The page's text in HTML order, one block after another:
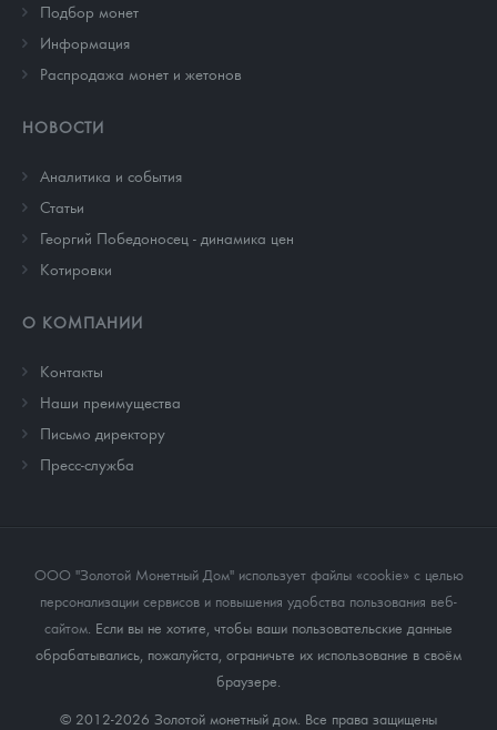
Подбор монет
Информация
Распродажа монет и жетонов
НОВОСТИ
Аналитика и события
Cтатьи
Георгий Победоносец - динамика цен
Котировки
О КОМПАНИИ
Контакты
Наши преимущества
Письмо директору
Пресс-служба
ООО "Золотой Монетный Дом" использует файлы «cookie» с целью
персонализации сервисов и повышения удобства пользования веб-
сайтом. Если вы не хотите, чтобы ваши пользовательские данные
обрабатывались, пожалуйста, ограничьте их использование в своём
браузере.
© 2012-2026 Золотой монетный дом. Все права защищены